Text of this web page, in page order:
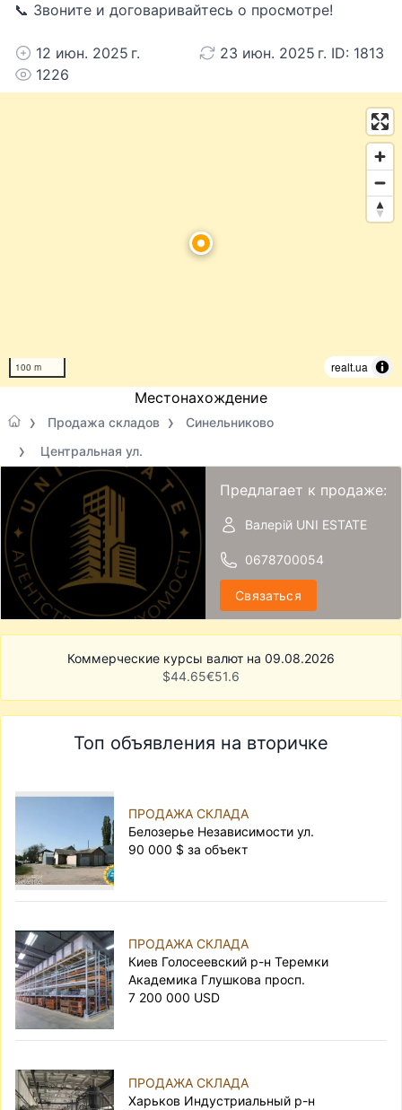
📞 Звоните и договаривайтесь о просмотре!
12 июн. 2025 г.
23 июн. 2025 г. ID: 1813
1226
100 m realt.ua
Местонахождение
Продажа складов
Синельниково
Центральная ул.
Предлагает к продаже:
Валерій UNI ESTATE
0678700054
Связаться
Коммерческие курсы валют на 09.08.2026
$44.65€51.6
Топ объявления на вторичке
ПРОДАЖА СКЛАДА
Белозерье Независимости ул.
90 000 $ за объект
ПРОДАЖА СКЛАДА
Киев Голосеевский р-н Теремки
Академика Глушкова просп.
7 200 000 USD
ПРОДАЖА СКЛАДА
Харьков Индустриальный р-н